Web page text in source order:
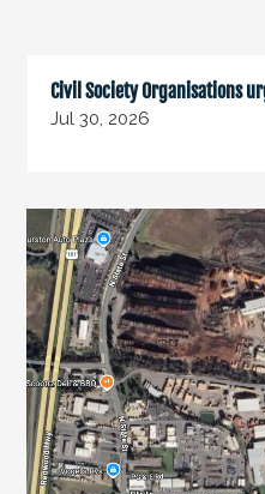
Civil Society Organisations
Jul 30, 2026